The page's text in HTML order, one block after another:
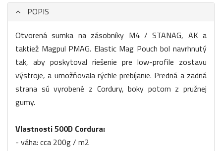
POPIS
Otvorená sumka na zásobníky M4 / STANAG, AK a
taktiež Magpul PMAG. Elastic Mag Pouch bol navrhnutý
tak, aby poskytoval riešenie pre low-profile zostavu
výstroje, a umožňovala rýchle prebíjanie. Predná a zadná
strana sú vyrobené z Cordury, boky potom z pružnej
gumy.
Vlastnosti 500D Cordura:
- váha: cca 200g / m2